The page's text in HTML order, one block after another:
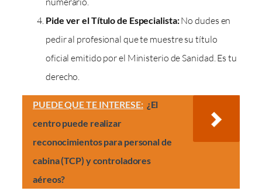
Pide ver el Título de Especialista:No dudes en
pedir al profesional que te muestre su título
oficial emitido por el Ministerio de Sanidad. Es tu
derecho.
PUEDE QUE TE INTERESE: ¿El
centro puede realizar
reconocimientos para personal de
cabina (TCP) y controladores
aéreos?